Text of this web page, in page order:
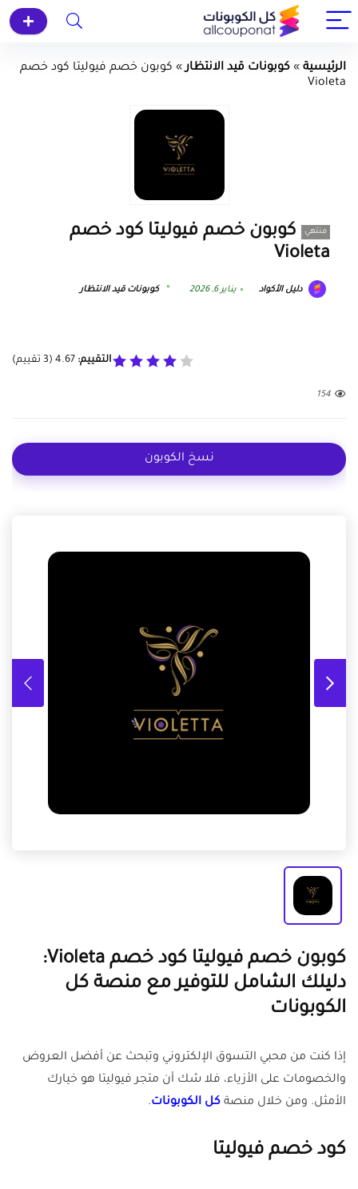
الرئيسية » كوبونات قيد الانتظار» كوبون خصم فيوليتا كود خصم
Violeta
منتهي
كوبون خصم فيوليتا كود خصم
Violeta
دليل الأكواد يناير 6, 2026 كوبونات قيد الانتظار
التقييم: 4.67
(
3 تقييم)
154
نسخ الكوبون
كوبون خصم فيوليتا كود خصم Violeta:
دليلك الشامل للتوفير مع منصة كل
الكوبونات
إذا كنت من محبي التسوق الإلكتروني وتبحث عن أفضل العروض
والخصومات على الأزياء، فلا شك أن متجر فيوليتا هو خيارك
الأمثل. ومن خلال منصة كل الكوبونات.
كود خصم فيوليتا